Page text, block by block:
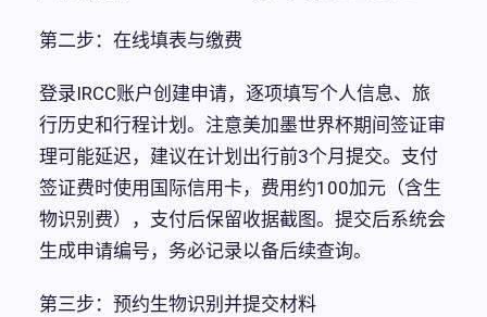
第二步：在线填表与缴费
登录IRCC账户创建申请，逐项填写个人信息、旅
行历史和行程计划。注意美加墨世界杯期间签证审
理可能延迟，建议在计划出行前3个月提交。支付
签证费时使用国际信用卡，费用约100加元（含生
物识别费），支付后保留收据截图。提交后系统会
生成申请编号，务必记录以备后续查询。
第三步：预约生物识别并提交材料